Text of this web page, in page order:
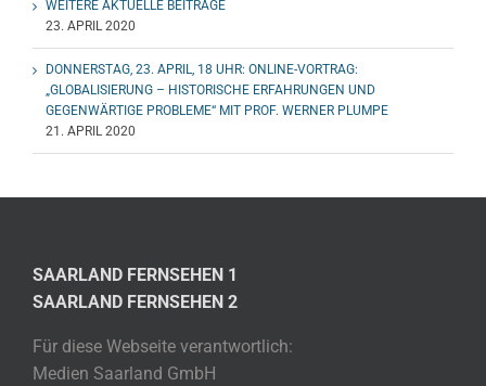
WEITERE AKTUELLE BEITRÄGE
23. APRIL 2020
DONNERSTAG, 23. APRIL, 18 UHR: ONLINE-VORTRAG:
„GLOBALISIERUNG – HISTORISCHE ERFAHRUNGEN UND
GEGENWÄRTIGE PROBLEME“ MIT PROF. WERNER PLUMPE
21. APRIL 2020
SAARLAND FERNSEHEN 1
SAARLAND FERNSEHEN 2
Für diese Webseite verantwortlich:
Medien Saarland GmbH